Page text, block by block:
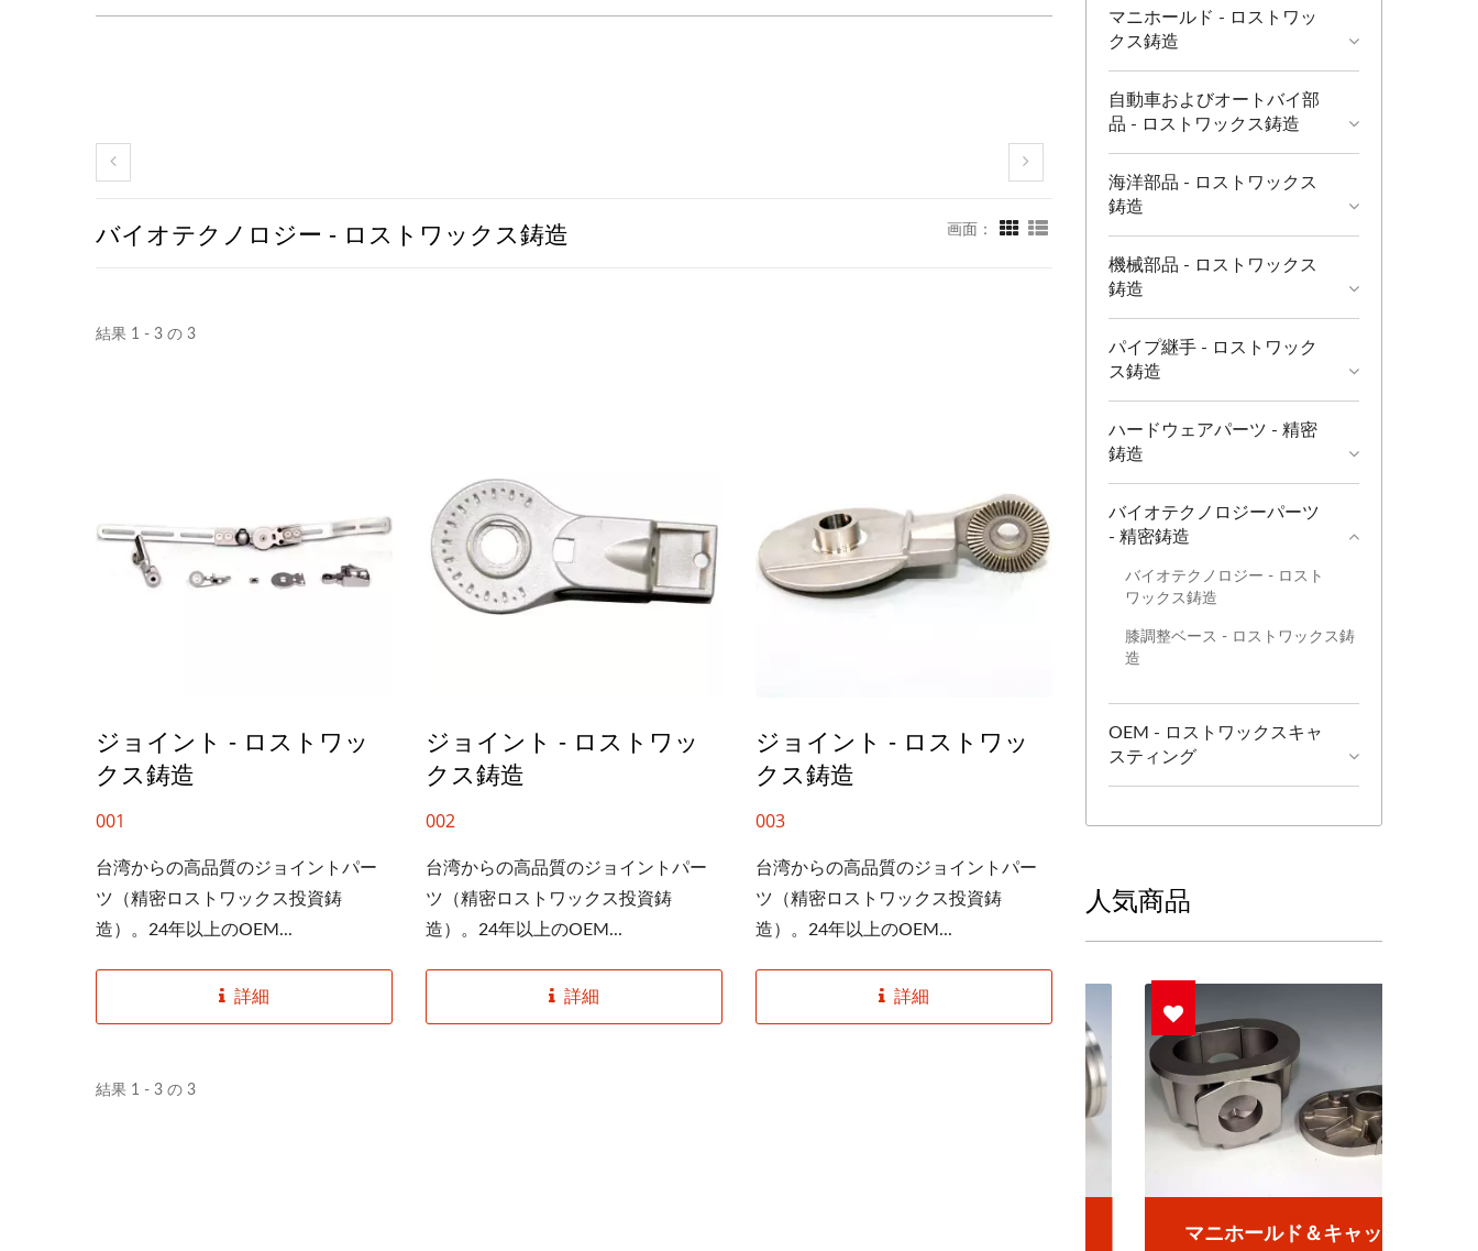
バイオテクノロジー - ロストワックス鋳造 画面：
結果 1 - 3 の 3
ジョイント - ロストワッ
クス鋳造
001
台湾からの高品質のジョイントパー
ツ（精密ロストワックス投資鋳
造）。24年以上のOEM...
詳細
ジョイント - ロストワッ
クス鋳造
002
台湾からの高品質のジョイントパー
ツ（精密ロストワックス投資鋳
造）。24年以上のOEM...
詳細
ジョイント - ロストワッ
クス鋳造
003
台湾からの高品質のジョイントパー
ツ（精密ロストワックス投資鋳
造）。24年以上のOEM...
詳細
結果 1 - 3 の 3
マニホールド - ロストワッ
クス鋳造
自動車およびオートバイ部
品 - ロストワックス鋳造
海洋部品 - ロストワックス
鋳造
機械部品 - ロストワックス
鋳造
パイプ継手 - ロストワック
ス鋳造
ハードウェアパーツ - 精密
鋳造
バイオテクノロジーパーツ
- 精密鋳造
バイオテクノロジー - ロスト
ワックス鋳造
膝調整ベース - ロストワックス鋳
造
OEM - ロストワックスキャ
スティング
人気商品
マニホールド＆キャップ